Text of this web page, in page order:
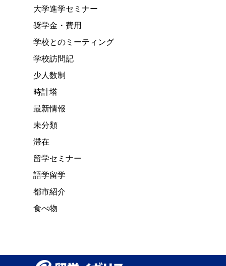
大学進学セミナー
奨学金・費用
学校とのミーティング
学校訪問記
少人数制
時計塔
最新情報
未分類
滞在
留学セミナー
語学留学
都市紹介
食べ物